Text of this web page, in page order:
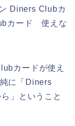
Diners Clubカ
カード 使えな
カードが使え
に「Diners
」ということ